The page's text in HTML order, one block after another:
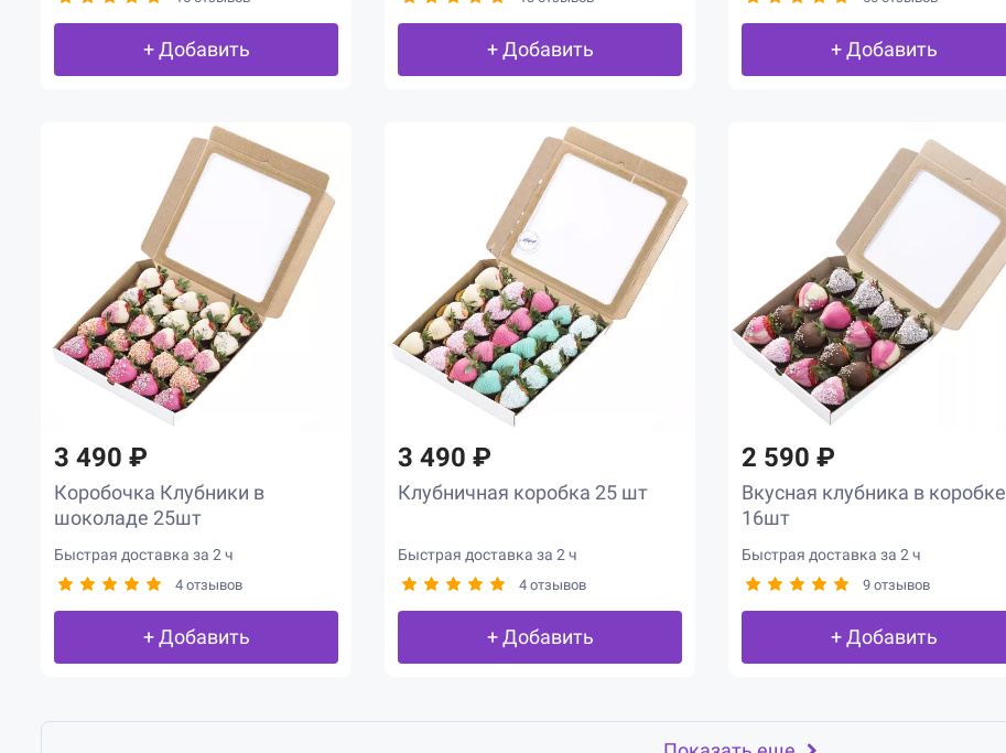
+ Добавить + Добавить + Добавить
3 490 ₽
Коробочка Клубники в
шоколаде 25шт
Быстрая доставка за 2 ч
4 отзывов
+ Добавить
3 490 ₽
Клубничная коробка 25 шт
Быстрая доставка за 2 ч
4 отзывов
+ Добавить
2 590 ₽
Вкусная клубника в коробке
16шт
Быстрая доставка за 2 ч
9 отзывов
+ Добавить